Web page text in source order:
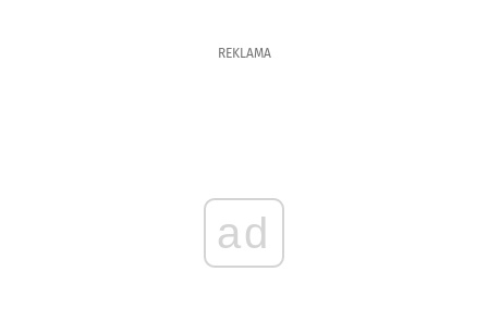
REKLAMA
ad